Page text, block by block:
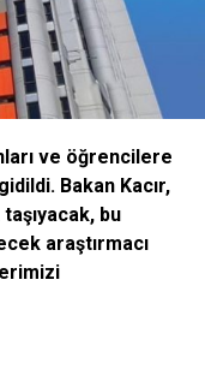
Ve ön rapora da
yaşanan
devam ediyor.
Abdulkadir
yaşadığı
eden Kurmay
olarak
irticai
ve öğrencilere
Bakan Kacır,
bu
araştırmacı